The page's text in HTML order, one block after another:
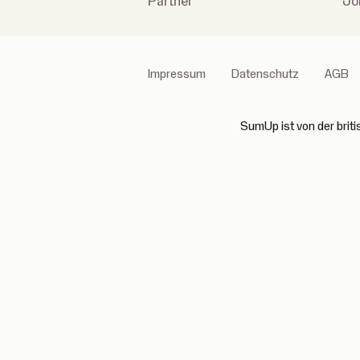
Impressum Datenschutz AGB
SumUp ist von der